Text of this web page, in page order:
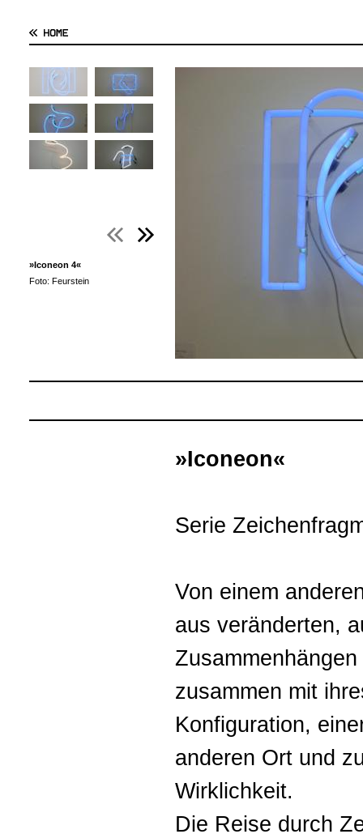
»Iconeon 4«
Foto: Feurstein
»Iconeon«
Serie
Von einem
aus veränderten,
zusammen mit
Konfiguration,
anderen Ort und
Wirklichkeit.
Die Reise durch